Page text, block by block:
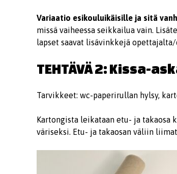
Variaatio esikouluikäisille ja sitä
missä vaiheessa seikkailua vain.
lapset saavat lisävinkkejä
TEHTÄVÄ 2: Kissa-
Tarvikkeet: wc-paperirullan hylsy,
Kartongista leikataan etu- ja takaosa
väriseksi. Etu- ja takaosan väliin